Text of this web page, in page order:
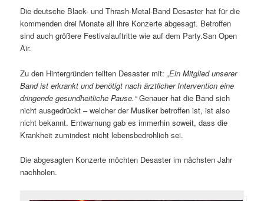
Die deutsche Black- und Thrash-Metal-Band Desaster hat für die
kommenden drei Monate all ihre Konzerte abgesagt. Betroffen
sind auch größere Festivalauftritte wie auf dem Party.San Open
Air.
Zu den Hintergründen teilten Desaster mit:„Ein Mitglied unserer
Band ist erkrankt und benötigt nach ärztlicher Intervention eine
dringende gesundheitliche Pause.“Genauer hat die Band sich
nicht ausgedrückt – welcher der Musiker betroffen ist, ist also
nicht bekannt. Entwarnung gab es immerhin soweit, dass die
Krankheit zumindest nicht lebensbedrohlich sei.
Die abgesagten Konzerte möchten Desaster im nächsten Jahr
nachholen.